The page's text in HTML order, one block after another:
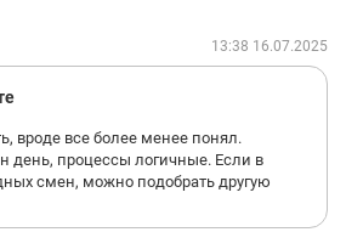
13:38 16.07.2025
вроде все более менее понял.
день, процессы логичные. Если в
смен, можно подобрать другую